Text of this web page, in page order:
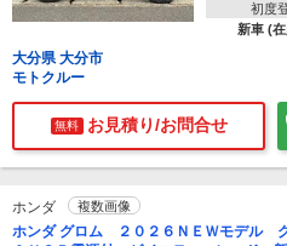
初度
新車 (
大分県 大分市
モトクルー
無料 お見積り/お問合せ
ホンダ 複数画像
ホンダ グロム ２０２６ＮＥＷモデル